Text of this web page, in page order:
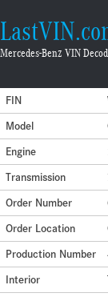
Mercedes-Benz VIN
FIN
Model
Engine
Transmission
Order Number
Order Location
Production Number
Interior